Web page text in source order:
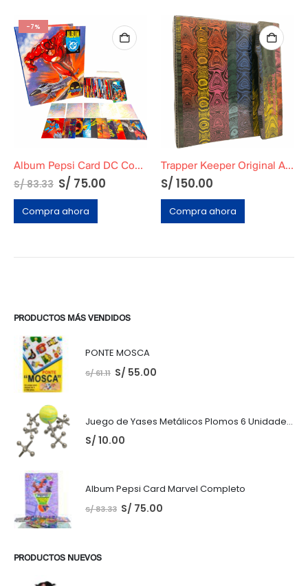
-7%
Album Pepsi Card DC Completo
S/83.33 S/ 75.00
Compra ahora
Trapper Keeper Original Años 90
S/ 150.00
Compra ahora
PRODUCTOS MÁS VENDIDOS
PONTE MOSCA
S/61.11 S/ 55.00
Juego de Yases Metálicos Plomos 6 Unidades + Pelota de Goma (En Bolsita Lista para Regalar)
S/ 10.00
Album Pepsi Card Marvel Completo
S/83.33 S/ 75.00
PRODUCTOS NUEVOS